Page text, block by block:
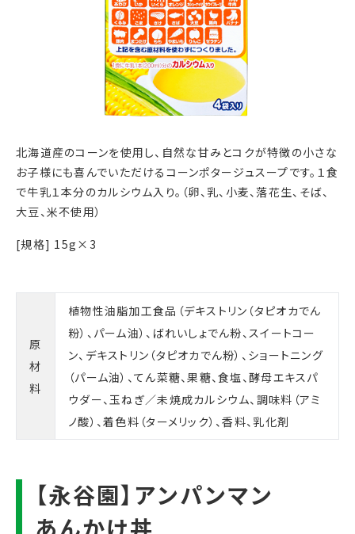
北海道産のコーンを使用し、自然な甘みとコクが特徴の小さな
お子様にも喜んでいただけるコーンポタージュスープです。１食
で牛乳１本分のカルシウム入り。（卵、乳、小麦、落花生、そば、
大豆、米不使用）
[規格] 15g×3
原
材
料
植物性油脂加工食品（デキストリン（タピオカでん
粉）、パーム油）、ばれいしょでん粉、スイートコー
ン、デキストリン（タピオカでん粉）、ショートニング
（パーム油）、てん菜糖、果糖、食塩、酵母エキスパ
ウダー、玉ねぎ／未焼成カルシウム、調味料（アミ
ノ酸）、着色料（ターメリック）、香料、乳化剤